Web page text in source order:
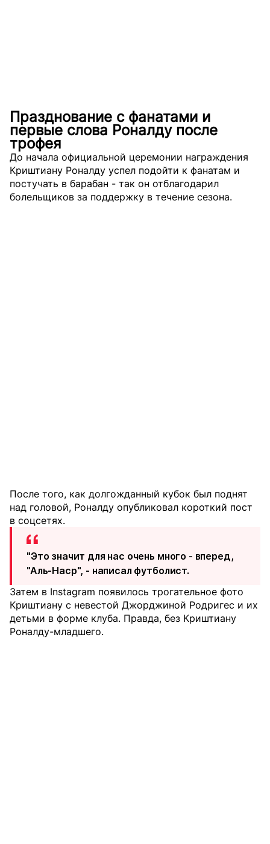
Празднование с фанатами и
первые слова Роналду после
трофея
До начала официальной церемонии награждения
Криштиану Роналду успел подойти к фанатам и
постучать в барабан - так он отблагодарил
болельщиков за поддержку в течение сезона.
После того, как долгожданный кубок был поднят
над головой, Роналду опубликовал короткий пост
в соцсетях.
"Это значит для нас очень много - вперед,
"Аль-Наср", - написал футболист.
Затем в Instagram появилось трогательное фото
Криштиану с невестой Джорджиной Родригес и их
детьми в форме клуба. Правда, без Криштиану
Роналду-младшего.